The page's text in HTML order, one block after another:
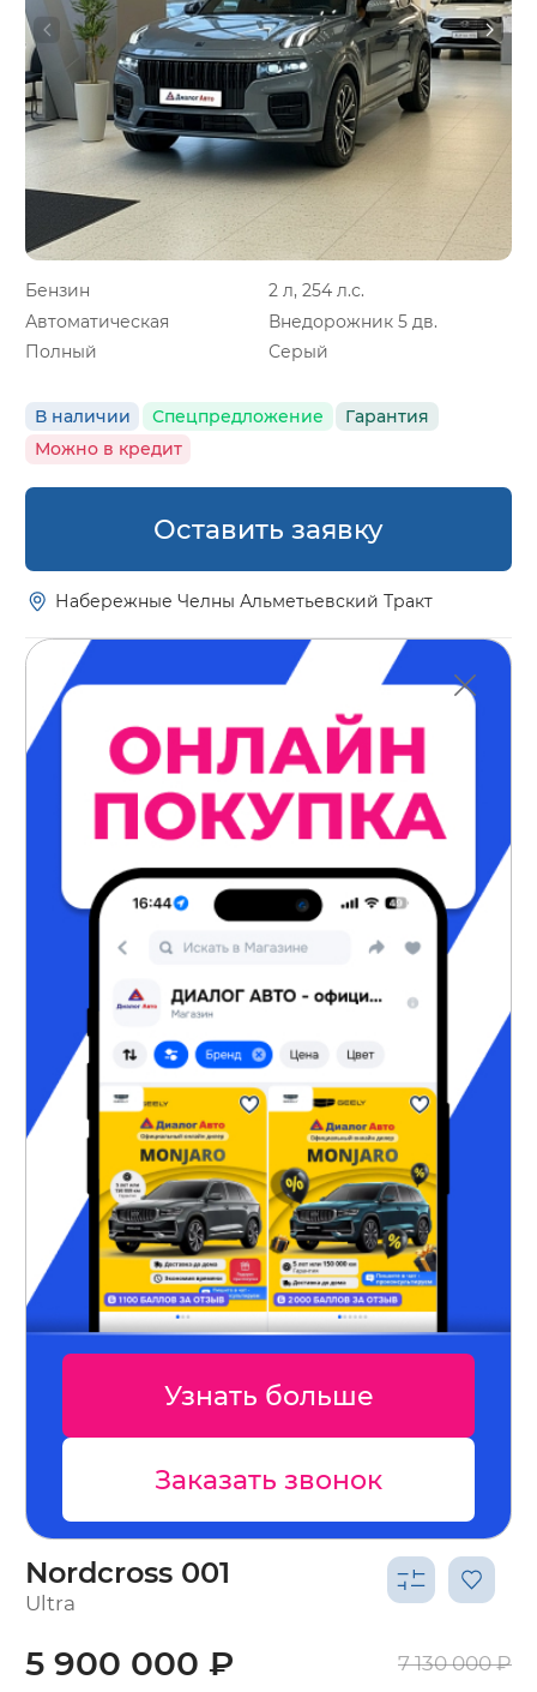
Бензин
2 л, 254 л.с.
Автоматическая
Внедорожник 5 дв.
Полный
Серый
В наличии Спецпредложение
Гарантия
Можно в кредит
Оставить заявку
Набережные Челны Альметьевский Тракт
Заказать
Nordcross 001
Ultra
5 900 000 ₽ 7 130 000 ₽